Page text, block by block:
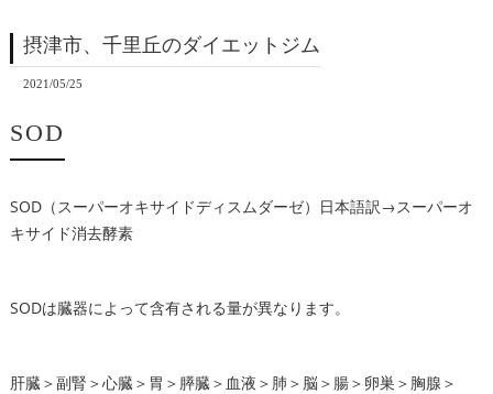
摂津市、千里丘のダイエットジム
2021/05/25
SOD
SOD（スーパーオキサイドディスムダーゼ）日本語訳→スーパーオ
キサイド消去酵素
SODは臓器によって含有される量が異なります。
肝臓＞副腎＞心臓＞胃＞膵臓＞血液＞肺＞脳＞腸＞卵巣＞胸腺＞